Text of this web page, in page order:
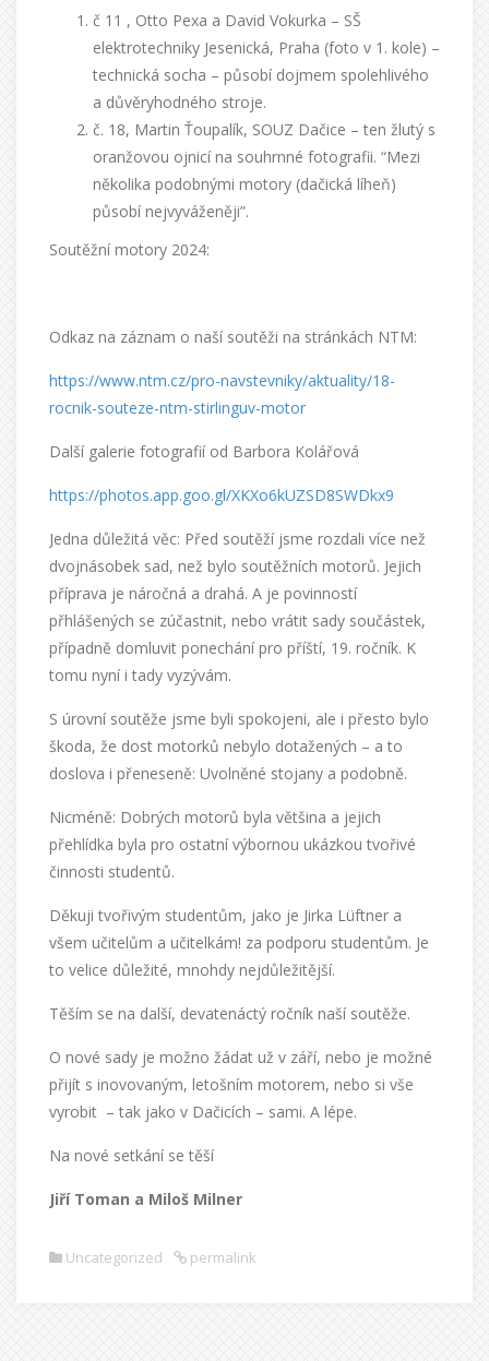
č 11 , Otto Pexa a David Vokurka – SŠ
elektrotechniky Jesenická, Praha (foto v 1. kole) –
technická socha – působí dojmem spolehlivého
a důvěryhodného stroje.
č. 18, Martin Ťoupalík, SOUZ Dačice – ten žlutý s
oranžovou ojnicí na souhrnné fotografii. “Mezi
několika podobnými motory (dačická líheň)
působí nejvyváženěji”.
Soutěžní motory 2024:
Odkaz na záznam o naší soutěži na stránkách NTM:
https://www.ntm.cz/pro-navstevniky/aktuality/18-
rocnik-souteze-ntm-stirlinguv-motor
Další galerie fotografií od Barbora Kolářová
https://photos.app.goo.gl/XKXo6kUZSD8SWDkx9
Jedna důležitá věc: Před soutěží jsme rozdali více než
dvojnásobek sad, než bylo soutěžních motorů. Jejich
příprava je náročná a drahá. A je povinností
přhlášených se zúčastnit, nebo vrátit sady součástek,
případně domluvit ponechání pro příští, 19. ročník. K
tomu nyní i tady vyzývám.
S úrovní soutěže jsme byli spokojeni, ale i přesto bylo
škoda, že dost motorků nebylo dotažených – a to
doslova i přeneseně: Uvolněné stojany a podobně.
Nicméně: Dobrých motorů byla většina a jejich
přehlídka byla pro ostatní výbornou ukázkou tvořivé
činnosti studentů.
Děkuji tvořivým studentům, jako je Jirka Lüftner a
všem učitelům a učitelkám! za podporu studentům. Je
to velice důležité, mnohdy nejdůležitější.
Těším se na další, devatenáctý ročník naší soutěže.
O nové sady je možno žádat už v září, nebo je možné
přijít s inovovaným, letošním motorem, nebo si vše
vyrobit – tak jako v Dačicích – sami. A lépe.
Na nové setkání se těší
Jiří Toman a Miloš Milner
Uncategorized permalink